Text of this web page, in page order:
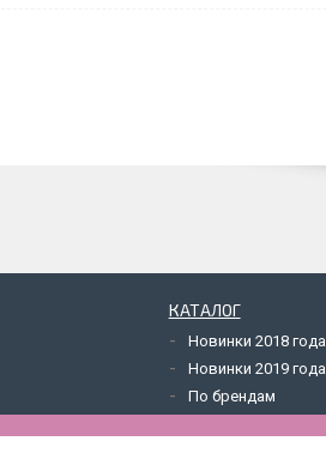
КАТАЛОГ
Новинки 2018 года
Новинки 2019 года
По брендам